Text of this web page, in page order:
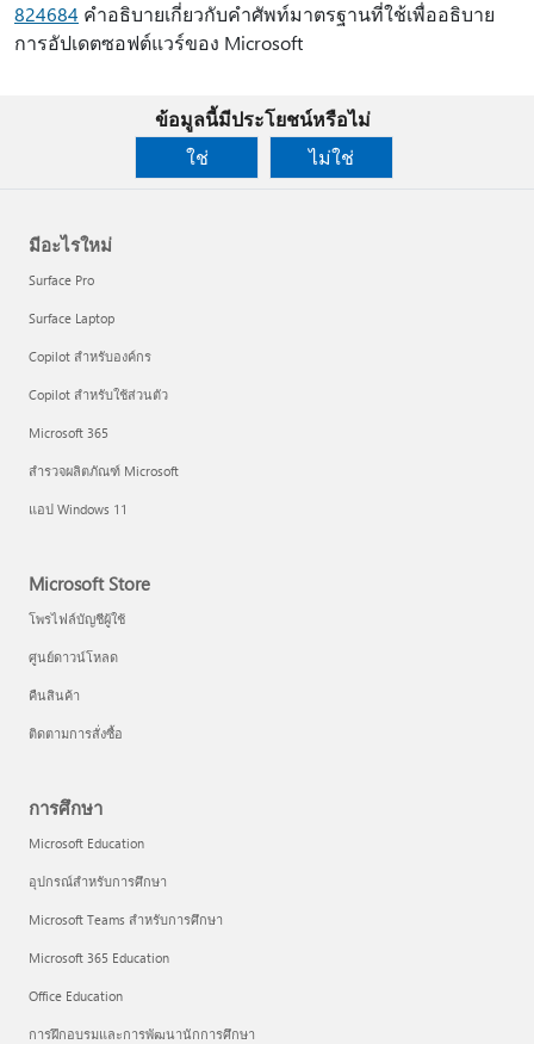
824684 คําอธิบายเกี่ยวกับคําศัพท์มาตรฐานที่ใช้เพื่ออธิบาย
การอัปเดตซอฟต์แวร์ของ Microsoft
ข้อมูลนี้มีประโยชน์หรือไม่
ใช่
ไม่ใช่
มีอะไรใหม่
Surface Pro
Surface Laptop
Copilot สำหรับองค์กร
Copilot สำหรับใช้ส่วนตัว
Microsoft 365
สำรวจผลิตภัณฑ์ Microsoft
แอป Windows 11
Microsoft Store
โพรไฟล์บัญชีผู้ใช้
ศูนย์ดาวน์โหลด
คืนสินค้า
ติดตามการสั่งซื้อ
การศึกษา
Microsoft Education
อุปกรณ์สำหรับการศึกษา
Microsoft Teams สำหรับการศึกษา
Microsoft 365 Education
Office Education
การฝึกอบรมและการพัฒนานักการศึกษา